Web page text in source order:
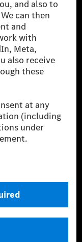
AG) is
are one of
and luxury
AG offers
car rental,
charging and
as innovative
& CPRA)